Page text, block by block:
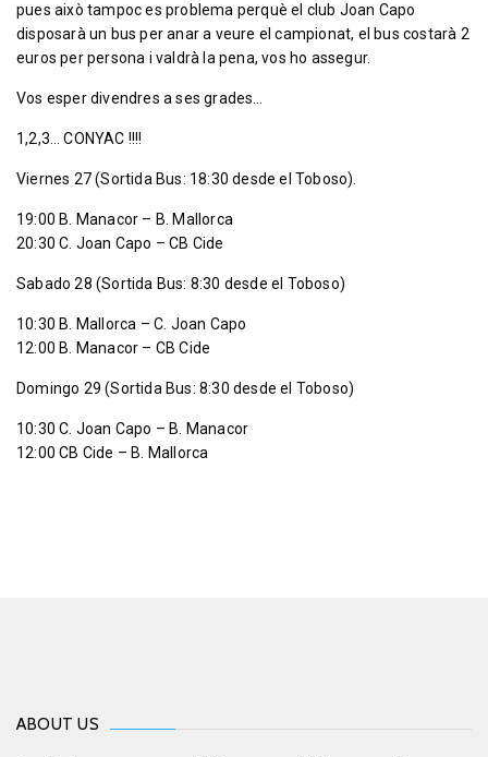
pues això tampoc es problema perquè el club Joan Capo
disposarà un bus per anar a veure el campionat, el bus costarà 2
euros per persona i valdrà la pena, vos ho assegur.
Vos esper divendres a ses grades…
1,2,3… CONYAC !!!!
Viernes 27 (Sortida Bus: 18:30 desde el Toboso).
19:00 B. Manacor – B. Mallorca
20:30 C. Joan Capo – CB Cide
Sabado 28 (Sortida Bus: 8:30 desde el Toboso)
10:30 B. Mallorca – C. Joan Capo
12:00 B. Manacor – CB Cide
Domingo 29 (Sortida Bus: 8:30 desde el Toboso)
10:30 C. Joan Capo – B. Manacor
12:00 CB Cide – B. Mallorca
ABOUT US